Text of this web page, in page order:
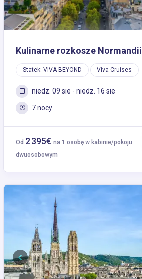
Kulinarne rozkosze Normandii
Statek: VIVA BEYOND Viva Cruises
niedz. 09 sie - niedz. 16 sie
7 nocy
Od 2 395€ na 1 osobę w kabinie/pokoju
dwuosobowym
Previous